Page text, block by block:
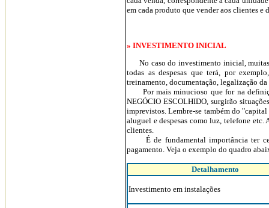
em cada produto que vender aos clientes
» INVESTIMENTO INICIAL
No caso do investimento inicial, muitas
todas as despesas que terá, por
treinamento, documentação, legalização da
Por mais minucioso que for na
NEGÓCIO ESCOLHIDO, surgirão
imprevistos. Lembre-se também do
aluguel e despesas como luz, telefone
clientes.
É de fundamental importância ter
pagamento. Veja o exemplo do quadro
Detalhamento
Investimento em instalações